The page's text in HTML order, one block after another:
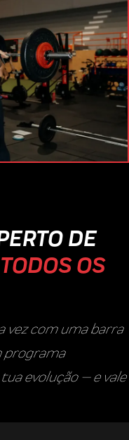
DE
TODOS OS
vez com uma barra
programa
evolução — e vale